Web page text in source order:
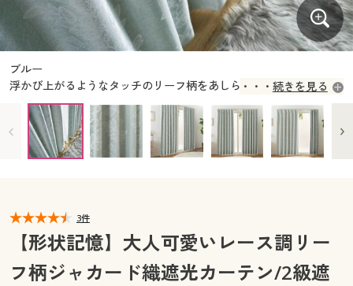
大きいサイズ メンズ
大きいサイズ 事務・制服
カタログ
カタログ・チラシからのご注文
デジタルカタログ
カタログ無料プレゼント
マイページ
閲覧履歴
大きいサイズ 事務・制服
カタログ・チラシからのご注文
カタログ無料プレゼント
会員メニュー
閲覧履歴
お気に入り
ブルー
浮かび上がるようなタッチのリーフ柄をあしらった、ジャカード織
りカーテンです。
続きを見る
3件
【形状記憶】大人可愛いレース調リー
フ柄ジャカード織遮光カーテン/2級遮